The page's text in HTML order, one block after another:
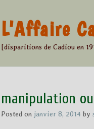
L'Affaire
[disparitions de Cadiou en
manipulation
Posted on janvier 8, 2014 by